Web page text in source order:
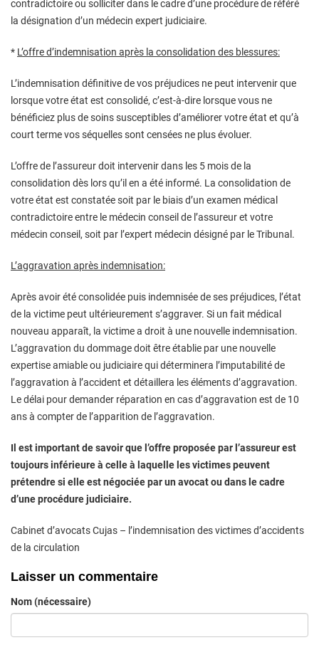
contradictoire ou solliciter dans le cadre d’une procédure de référé
la désignation d’un médecin expert judiciaire.
* L’offre d’indemnisation après la consolidation des blessures:
L’indemnisation définitive de vos préjudices ne peut intervenir que
lorsque votre état est consolidé, c’est-à-dire lorsque vous ne
bénéficiez plus de soins susceptibles d’améliorer votre état et qu’à
court terme vos séquelles sont censées ne plus évoluer.
L’offre de l’assureur doit intervenir dans les 5 mois de la
consolidation dès lors qu’il en a été informé. La consolidation de
votre état est constatée soit par le biais d’un examen médical
contradictoire entre le médecin conseil de l’assureur et votre
médecin conseil, soit par l’expert médecin désigné par le Tribunal.
L’aggravation après indemnisation:
Après avoir été consolidée puis indemnisée de ses préjudices, l’état
de la victime peut ultérieurement s’aggraver. Si un fait médical
nouveau apparaît, la victime a droit à une nouvelle indemnisation.
L’aggravation du dommage doit être établie par une nouvelle
expertise amiable ou judiciaire qui déterminera l’imputabilité de
l’aggravation à l’accident et détaillera les éléments d’aggravation.
Le délai pour demander réparation en cas d’aggravation est de 10
ans à compter de l’apparition de l’aggravation.
Il est important de savoir que l’offre proposée par l’assureur est
toujours inférieure à celle à laquelle les victimes peuvent
prétendre si elle est négociée par un avocat ou dans le cadre
d’une procédure judiciaire.
Cabinet d’avocats Cujas – l’indemnisation des victimes d’accidents
de la circulation
Laisser un commentaire
Nom (nécessaire)